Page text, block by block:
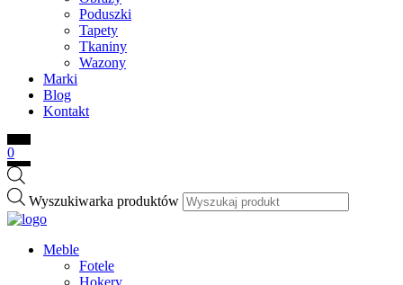
Poduszki
Tapety
Tkaniny
Wazony
Marki
Blog
Kontakt
0
Wyszukiwarka produktów
Meble
Fotele
Hokery